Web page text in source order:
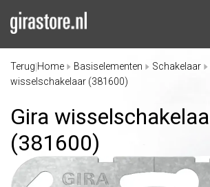
Terug Home Basiselementen Schakelaar
wisselschakelaar (381600)
Gira
(381600)